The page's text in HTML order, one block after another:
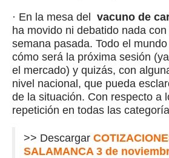
· En la mesa del vacuno de
ha movido ni debatido nada
semana pasada. Todo el
cómo será la próxima sesión
el mercado) y quizás, con
nivel nacional, que pueda
de la situación. Con respecto a
repetición en todas las
>> Descargar
SALAMANCA 3 de